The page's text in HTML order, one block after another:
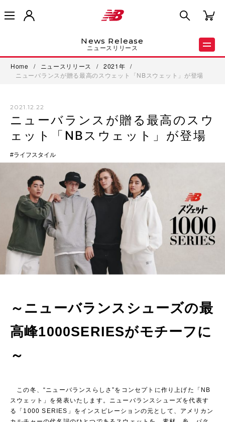
News Release
ニュースリリース
Home / ニュースリリース / 2021年
/
ニューバランスが贈る最高のスウェット「NBスウェット」が登場
2021.12.22
ニューバランスが贈る最高のスウ
ェット「NBスウェット」が登場
ライフスタイル
～ニューバランスシューズの最
高峰1000SERIESがモチーフに
～
この冬、“ニューバランスらしさ”をコンセプトに作り上げた「NB
スウェット」を発表いたします。ニューバランスシューズを代表す
る「1000 SERIES」をインスピレーションの元として、アメリカン